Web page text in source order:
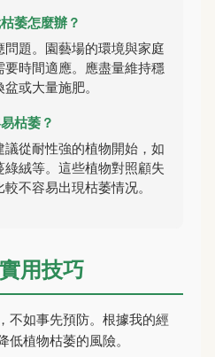
萎怎麼辦？
題。園藝場的環境與家庭
時間適應。應盡量維持穩
或大量施肥。
枯萎？
從耐性強的植物開始，如
絨等。這些植物對照顧失
不容易出現枯萎情况。
用技巧
不如事先預防。根據我的經
植物枯萎的風險。